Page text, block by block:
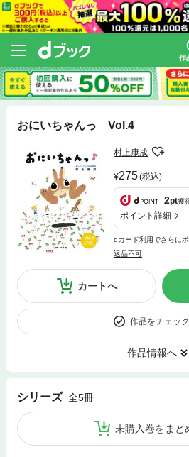
作
おにいちゃんっ Vol.4
村上康成
275(税込)
2pt獲
ポイント詳細
dカード利用でさらに
返品不可
カートへ
作品をチェッ
作品情報へ
シリーズ 全5冊
未購入巻をまと